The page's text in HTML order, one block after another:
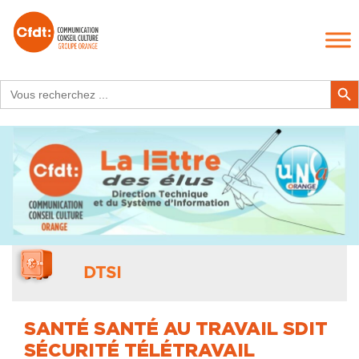
for:
Search
DTSI
SANTÉ SANTÉ AU TRAVAIL SDIT
SÉCURITÉ TÉLÉTRAVAIL